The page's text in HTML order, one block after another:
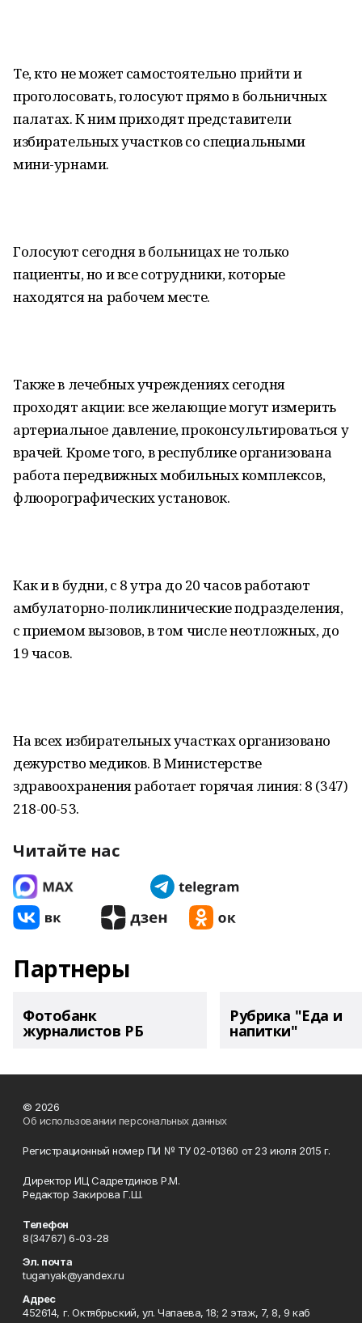
Те, кто не может самостоятельно прийти и
проголосовать, голосуют прямо в больничных
палатах. К ним приходят представители
избирательных участков со специальными
мини-урнами.
Голосуют сегодня в больницах не только
пациенты, но и все сотрудники, которые
находятся на рабочем месте.
Также в лечебных учреждениях сегодня
проходят акции: все желающие могут измерить
артериальное давление, проконсультироваться у
врачей. Кроме того, в республике организована
работа передвижных мобильных комплексов,
флюорографических установок.
Как и в будни, с 8 утра до 20 часов работают
амбулаторно-поликлинические подразделения,
с приемом вызовов, в том числе неотложных, до
19 часов.
На всех избирательных участках организовано
дежурство медиков. В Министерстве
здравоохранения работает горячая линия: 8 (347)
218-00-53.
Читайте нас
Партнеры
Фотобанк
журналистов РБ
Рубрика "Еда и
напитки"
© 2026
Об использовании персональных данных
Регистрационный номер ПИ № ТУ 02-01360 от 23 июля 2015 г.
Директор ИЦ Садретдинов Р.М.
Редактор Закирова Г.Ш.
Телефон
8(34767) 6-03-28
Эл. почта
tuganyak@yandex.ru
Адрес
452614, г. Октябрьский, ул. Чапаева, 18; 2 этаж, 7, 8, 9 каб